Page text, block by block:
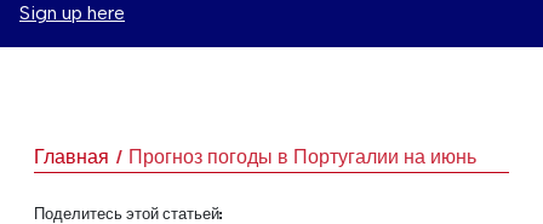
Sign up here
Главная Прогноз погоды в Португалии на июнь
Поделитесь этой статьей: